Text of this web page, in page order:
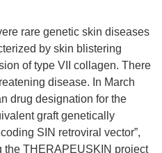
rare genetic skin diseases
by skin blistering
of type VII collagen. There
disease. In March
drug designation for the
graft genetically
SIN retroviral vector”,
THERAPEUSKIN project